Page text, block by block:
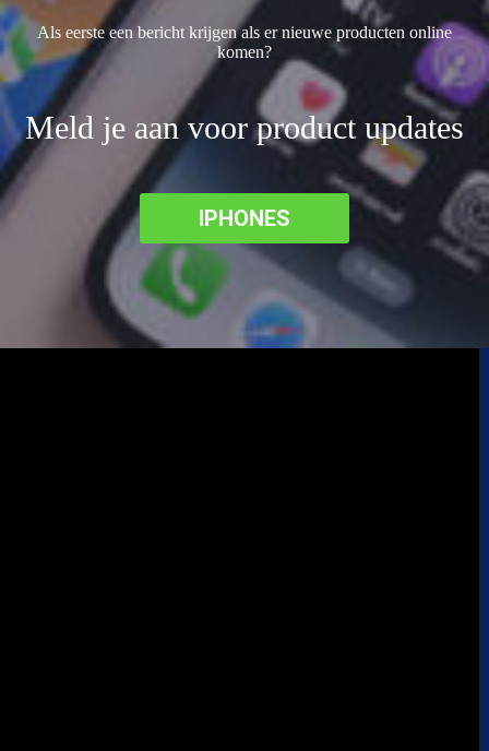
Als eerste een bericht krijgen als er nieuwe producten online
komen?
Meld je aan voor product updates
IPHONES